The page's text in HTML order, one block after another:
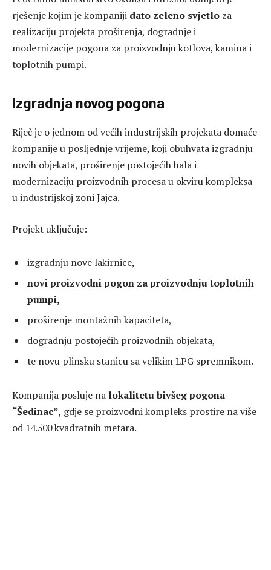
rješenje kojim je kompaniji dato zeleno svjetlo za
realizaciju projekta proširenja, dogradnje i
modernizacije pogona za proizvodnju kotlova, kamina i
toplotnih pumpi.
Izgradnja novog pogona
Riječ je o jednom od većih industrijskih projekata domaće
kompanije u posljednje vrijeme, koji obuhvata izgradnju
novih objekata, proširenje postojećih hala i
modernizaciju proizvodnih procesa u okviru kompleksa
u industrijskoj zoni Jajca.
Projekt uključuje:
izgradnju nove lakirnice,
novi proizvodni pogon za proizvodnju toplotnih
pumpi,
proširenje montažnih kapaciteta,
dogradnju postojećih proizvodnih objekata,
te novu plinsku stanicu sa velikim LPG spremnikom.
Kompanija posluje na lokalitetu bivšeg pogona
“Šedinac”, gdje se proizvodni kompleks prostire na više
od 14.500 kvadratnih metara.